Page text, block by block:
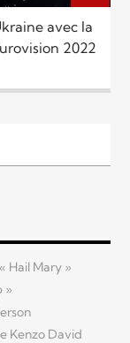
avec la
2022
Hail Mary »
»
Kenzo David